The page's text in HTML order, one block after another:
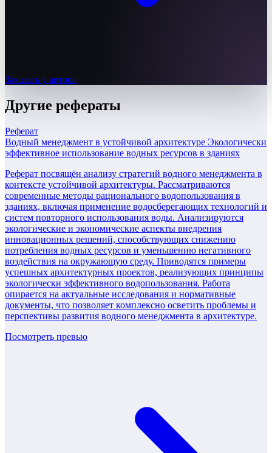
Заказать у автора
Другие рефераты
Реферат
Водный менеджмент в устойчивой архитектуре Экологически
эффективное использование водных ресурсов в зданиях
Реферат посвящён анализу стратегий водного менеджмента в
контексте устойчивой архитектуры. Рассматриваются
современные методы рационального водопользования в
зданиях, включая применение водосберегающих технологий и
систем повторного использования воды. Анализируются
экологические и экономические аспекты внедрения
инновационных решений, способствующих снижению
потребления водных ресурсов и уменьшению негативного
воздействия на окружающую среду. Приводятся примеры
успешных архитектурных проектов, реализующих принципы
экологически эффективного водопользования. Работа
опирается на актуальные исследования и нормативные
документы, что позволяет комплексно осветить проблемы и
перспективы развития водного менеджмента в архитектуре.
Посмотреть превью